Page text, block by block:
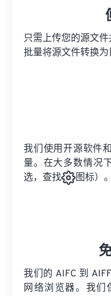
只需上传您的源文
批量将源文件转换为
我们使用开源软件
量。在大多数情况
选，查找
图标）。
我们的 AIFC 到
网络浏览器。我